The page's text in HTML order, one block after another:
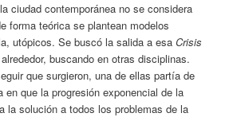
ciudad contemporánea no se considera
forma teórica se plantean modelos
utópicos. Se buscó la salida a esaCrisis
buscando en otras disciplinas.
que surgieron, una de ellas partía de
en que la progresión exponencial de la
la solución a todos los problemas de la